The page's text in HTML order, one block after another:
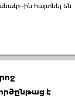
ին հայտնել են
է